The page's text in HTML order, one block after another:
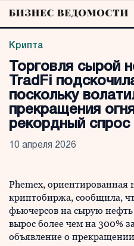
Крипта
Торговля сырой
TradFi
поскольку
прекращения
рекордный спрос
10 апреля 2026
Phemex, ориентированная
криптобиржа, сообщила,
фьючерсов на сырую
вырос более чем на 300%
объявление о